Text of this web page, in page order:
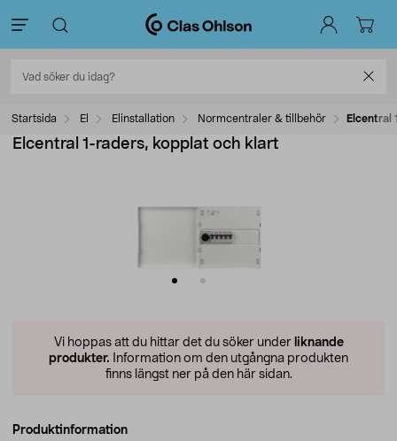
Startsida El Elinstallation Normcentraler & tillbehör Elcentral
Elcentral 1-raders, kopplat och klart
Vi hoppas att du hittar det du söker under liknande
produkter. Information om den utgångna produkten
finns längst ner på den här sidan.
Produktinformation